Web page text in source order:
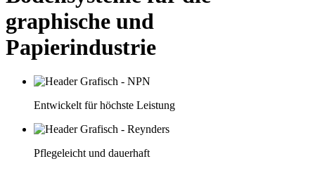
graphische und
Papierindustrie
Entwickelt für höchste Leistung
Pflegeleicht und dauerhaft